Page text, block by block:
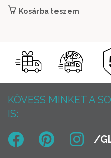
Kosárba teszem
KÖVESS MINKET A
IS: